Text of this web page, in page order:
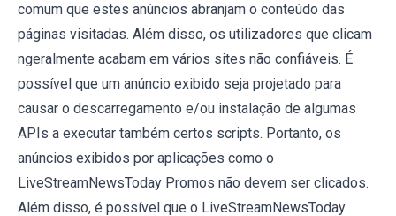
comum que estes anúncios abranjam o conteúdo das
páginas visitadas. Além disso, os utilizadores que clicam
ngeralmente acabam em vários sites não confiáveis. É
possível que um anúncio exibido seja projetado para
causar o descarregamento e/ou instalação de algumas
APIs a executar também certos scripts. Portanto, os
anúncios exibidos por aplicações como o
LiveStreamNewsToday Promos não devem ser clicados.
Além disso, é possível que o LiveStreamNewsToday